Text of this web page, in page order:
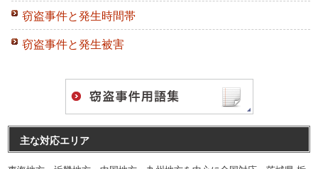
窃盗事件と発生時間帯
窃盗事件と発生被害
主な対応エリア